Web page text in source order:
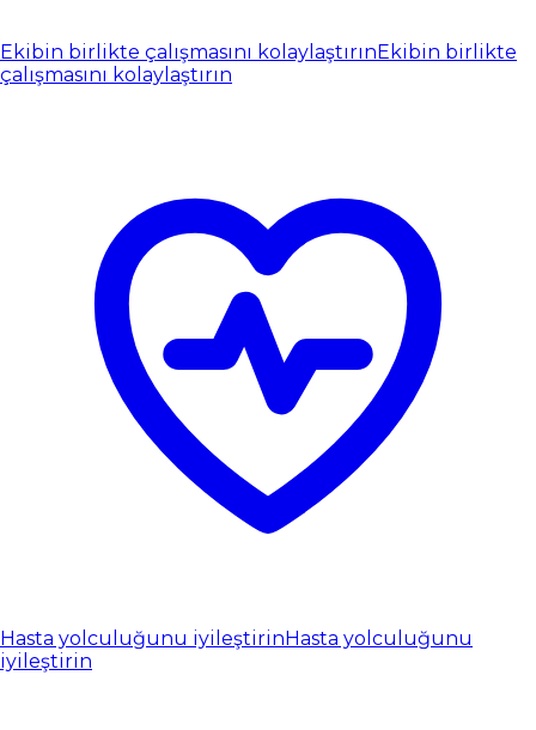
Ekibin birlikte çalışmasını kolaylaştırınEkibin birlikte
çalışmasını kolaylaştırın
Hasta yolculuğunu iyileştirinHasta yolculuğunu
iyileştirin